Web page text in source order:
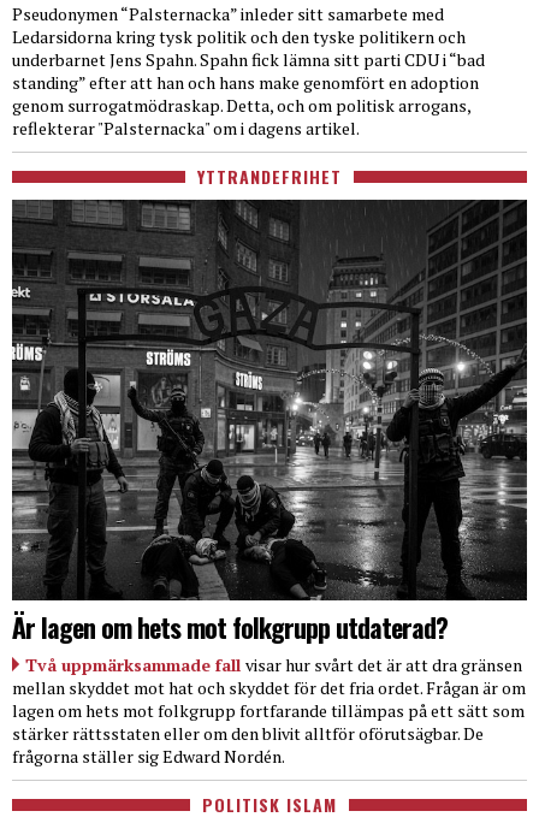
Pseudonymen “Palsternacka” inleder sitt samarbete med
Ledarsidorna kring tysk politik och den tyske politikern och
underbarnet Jens Spahn. Spahn fick lämna sitt parti CDU i “bad
standing” efter att han och hans make genomfört en adoption
genom surrogatmödraskap. Detta, och om politisk arrogans,
reflekterar "Palsternacka" om i dagens artikel.
YTTRANDEFRIHET
Är lagen om hets mot folkgrupp utdaterad?
Två uppmärksammade fall visar hur svårt det är att dra gränsen
mellan skyddet mot hat och skyddet för det fria ordet. Frågan är om
lagen om hets mot folkgrupp fortfarande tillämpas på ett sätt som
stärker rättsstaten eller om den blivit alltför oförutsägbar. De
frågorna ställer sig Edward Nordén.
POLITISK ISLAM